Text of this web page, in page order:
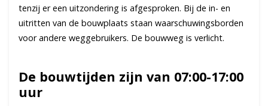
tenzij er een uitzondering is afgesproken. Bij de in- en
uitritten van de bouwplaats staan waarschuwingsborden
voor andere weggebruikers. De bouwweg is verlicht.
De bouwtijden zijn van 07:00-17:00
uur